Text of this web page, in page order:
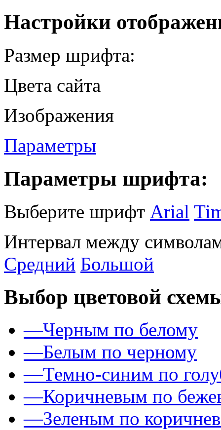
Настройки
Размер шрифта:
Цвета сайта
Изображения
Параметры
Параметры шрифта:
Выберите шрифт Arial
Интервал между
Средний Большой
Выбор цветовой
—Черным по белому
—Белым по черному
—Темно-синим по
—Коричневым по
—Зеленым по